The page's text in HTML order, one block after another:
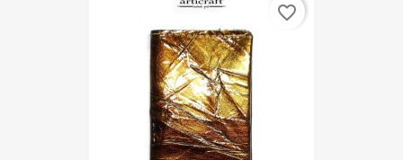
favorite_border